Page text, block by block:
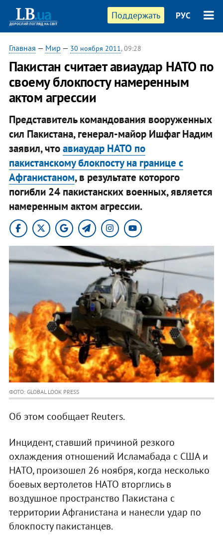
Поддержать РУС
Главная — Мир — 30 ноября 2011, 09:28
Пакистан считает авиаудар НАТО по
своему блокпосту намеренным
актом агрессии
Представитель командования вооруженных
сил Пакистана, генерал-майор Ишфаг Надим
заявил, чтоавиаудар НАТО по
пакистанскому блокпосту на границе с
Афганистаном, в результате которого
погибли 24 пакистанских военных, является
намеренным актом агрессии.
ФОТО: GLOBAL LOOK PRESS
Об этом сообщает Reuters.
Инцидент, ставший причиной резкого
охлаждения отношений Исламабада с США и
НАТО, произошел 26 ноября, когда несколько
боевых вертолетов НАТО вторглись в
воздушное пространство Пакистана с
территории Афганистана и нанесли удар по
блокпосту пакистанцев.